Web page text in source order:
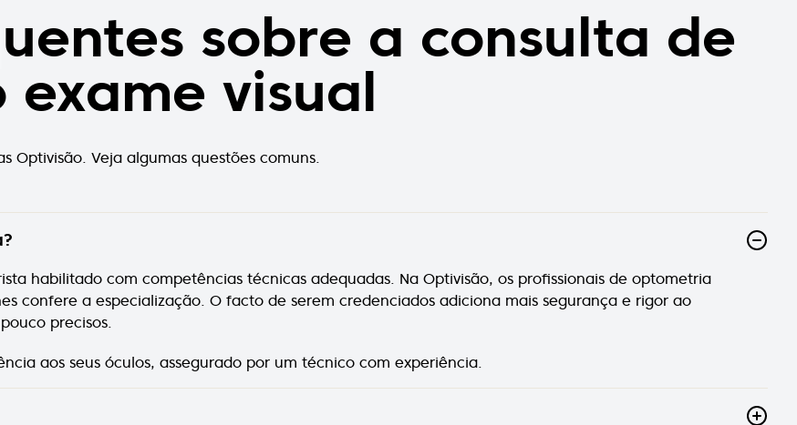
sobre a consulta de
visual
Optivisão. Veja algumas questões comuns.
habilitado com competências técnicas adequadas. Na Optivisão, os profissionais de optometria
confere a especialização. O facto de serem credenciados adiciona mais segurança e rigor ao
precisos.
aos seus óculos, assegurado por um técnico com experiência.